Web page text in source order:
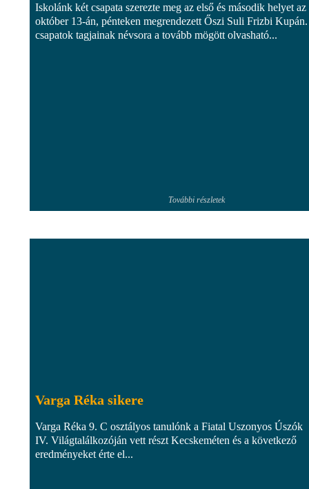
Iskolánk két csapata szerezte meg az első és második helyet az
október 13-án, pénteken megrendezett Őszi Suli Frizbi
csapatok tagjainak névsora a tovább mögött olvasható...
További részletek
Varga Réka sikere
Varga Réka 9. C osztályos tanulónk a Fiatal Uszonyos Úszók
IV. Világtalálkozóján vett részt Kecskeméten és a következő
eredményeket érte el...